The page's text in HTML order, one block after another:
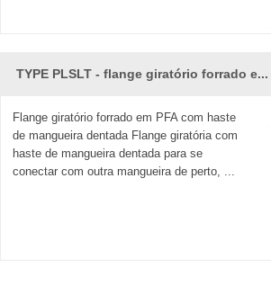
TYPE PLSLT - flange giratório forrado e...
Flange giratório forrado em PFA com haste
de mangueira dentada Flange giratória com
haste de mangueira dentada para se
conectar com outra mangueira de perto, ...